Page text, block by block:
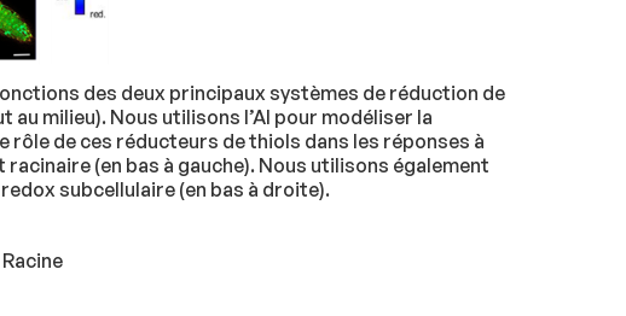
des deux principaux systèmes de réduction de
milieu). Nous utilisons l’AI pour modéliser la
rôle de ces réducteurs de thiols dans les réponses à
(en bas à gauche). Nous utilisons également
subcellulaire (en bas à droite).